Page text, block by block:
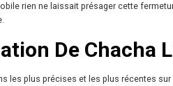
rien ne laissait présager cette
De Chacha
les plus précises et les plus récentes